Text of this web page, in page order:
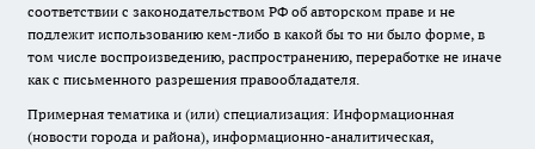
соответствии с законодательством РФ об авторском праве и не
подлежит использованию кем-либо в какой бы то ни было форме, в
том числе воспроизведению, распространению, переработке не иначе
как с письменного разрешения правообладателя.
Примерная тематика и (или) специализация: Информационная
(новости города и района), информационно-аналитическая,